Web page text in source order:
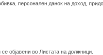
персонален данок на доход,
објавени во Листата на должници.